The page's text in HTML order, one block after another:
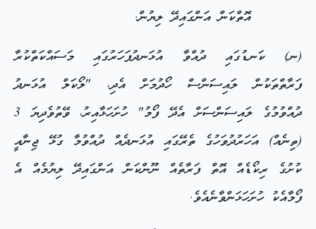
އޮތްކަން އަންގައިދޭ ލިޔުން.
(ނ) ކަނޑުގައި ދުއްވާ އުޅަނދުފަހަރުގައި މަސައްކަތްކުރާ
ފަރާތްތަކުން ލައިސަންސް ހޯދުމަށް އެދި، "ލޯކަލް އުޅަނދު
ދުއްވުމުގެ ލައިސަންސަށް އެދޭ ފޯމު" ހުށަހަޅާއިރު، ވޭތުވެދިޔަ 3
(ތިނެއް) އަހަރުދުވަހުގެ ތެރޭގައި އުޅަނދެއް ދުއްވުމާ ގުޅޭ ޖިނާއީ
ކުށުގެ ރިކޯޑެއް އޮތް ފަރާތެއް ނޫންކަން އަންގައިދޭ ލިޔުމެއް އެ
ފޯމާއެކު ހުށަހަޅަންވާނެއެވެ.